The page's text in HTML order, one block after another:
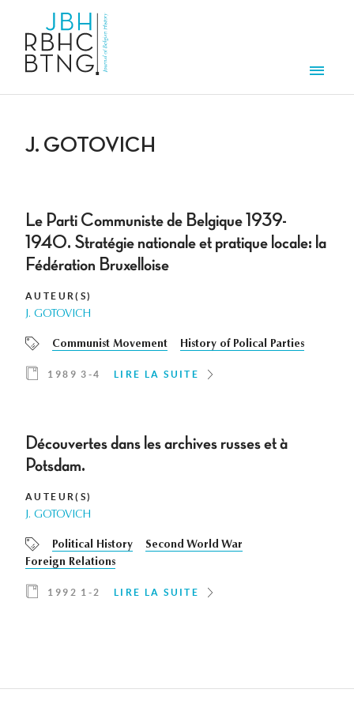
J. GOTOVICH
Le Parti Communiste de Belgique 1939-
1940. Stratégie nationale et pratique locale: la
Fédération Bruxelloise
AUTEUR(S)
J. GOTOVICH
Communist Movement History of Polical Parties
1989 3-4 LIRE LA SUITE
Découvertes dans les archives russes et à
Potsdam.
AUTEUR(S)
J. GOTOVICH
Political History
Second World War
Foreign Relations
1992 1-2 LIRE LA SUITE